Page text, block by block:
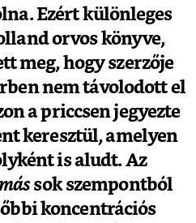
Ezért különleges
orvos könyve,
meg, hogy szerzője
nem távolodott el
a priccsen jegyezte
keresztül, amelyen
is aludt. Az
sok szempontból
koncentrációs